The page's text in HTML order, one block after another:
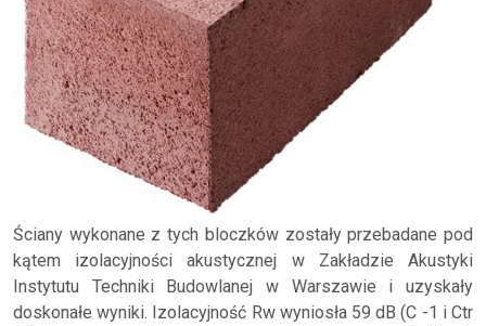
Ściany wykonane z tych bloczków zostały przebadane pod
kątem izolacyjności akustycznej w Zakładzie Akustyki
Instytutu Techniki Budowlanej w Warszawie i uzyskały
doskonałe wyniki. Izolacyjność Rw wyniosła 59 dB (C -1 i Ctr